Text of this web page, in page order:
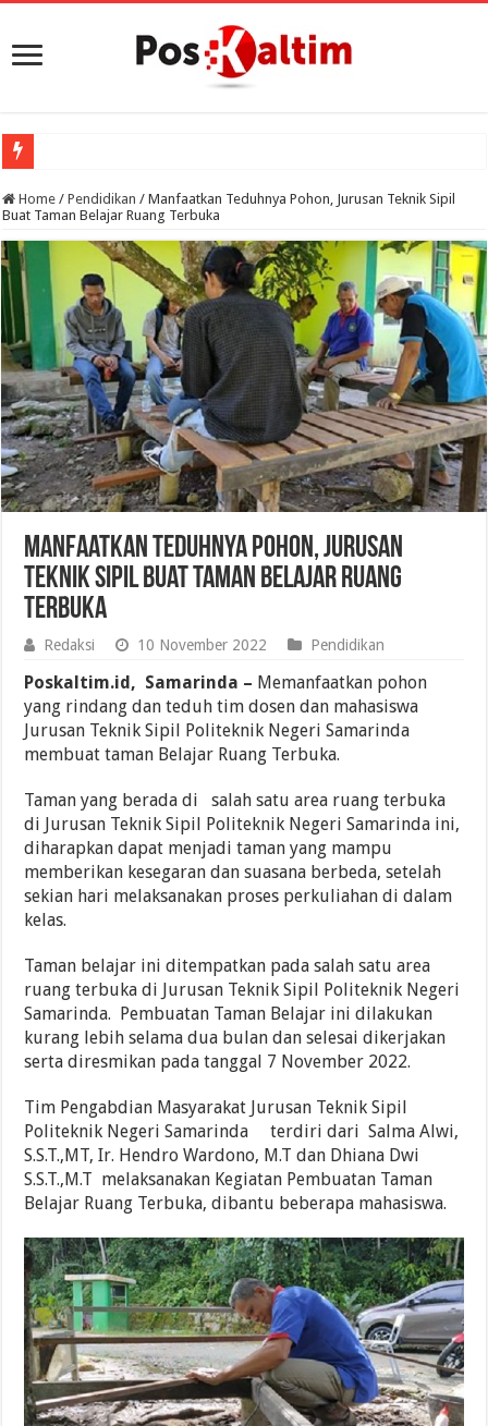
Home / Pendidikan / Manfaatkan Teduhnya Pohon, Jurusan Teknik Sipil
Buat Taman Belajar Ruang Terbuka
Manfaatkan Teduhnya Pohon, Jurusan
Teknik Sipil Buat Taman Belajar Ruang
Terbuka
Redaksi 10 November 2022 Pendidikan
Poskaltim.id, Samarinda – Memanfaatkan pohon
yang rindang dan teduh tim dosen dan mahasiswa
Jurusan Teknik Sipil Politeknik Negeri Samarinda
membuat taman Belajar Ruang Terbuka.
Taman yang berada di salah satu area ruang terbuka
di Jurusan Teknik Sipil Politeknik Negeri Samarinda ini,
diharapkan dapat menjadi taman yang mampu
memberikan kesegaran dan suasana berbeda, setelah
sekian hari melaksanakan proses perkuliahan di dalam
kelas.
Taman belajar ini ditempatkan pada salah satu area
ruang terbuka di Jurusan Teknik Sipil Politeknik Negeri
Samarinda. Pembuatan Taman Belajar ini dilakukan
kurang lebih selama dua bulan dan selesai dikerjakan
serta diresmikan pada tanggal 7 November 2022.
Tim Pengabdian Masyarakat Jurusan Teknik Sipil
Politeknik Negeri Samarinda terdiri dari Salma Alwi,
S.S.T.,MT, Ir. Hendro Wardono, M.T dan Dhiana Dwi
S.S.T.,M.T melaksanakan Kegiatan Pembuatan Taman
Belajar Ruang Terbuka, dibantu beberapa mahasiswa.